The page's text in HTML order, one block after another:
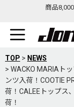
商品
TOP > NEWS
> WACKO MARIAト
ンツ入荷！COOTIE
荷！CALEEトップス
荷！